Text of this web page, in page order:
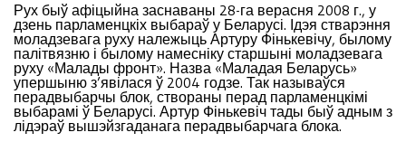
Рух быў афіцыйна заснаваны 28-га верасня 2008 г., у
дзень парламенцкіх выбараў у Беларусі. Ідэя стварэння
моладзевага руху належыць Артуру Фінькевічу, былому
палітвязню і былому намесніку старшыні моладзевага
руху «Малады фронт». Назва «Маладая Беларусь»
упершыню з’явілася ў 2004 годзе. Так называўся
перадвыбарчы блок, створаны перад парламенцкімі
выбарамі ў Беларусі. Артур Фінькевіч тады быў адным з
лідэраў вышэйзгаданага перадвыбарчага блока.